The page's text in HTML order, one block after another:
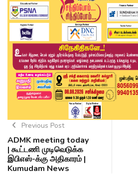
Previous Post
ADMK meeting today
| கூட்டணி முடிவெடுக்க
இபிஎஸ்-க்கு அதிகாரம் |
Kumudam News